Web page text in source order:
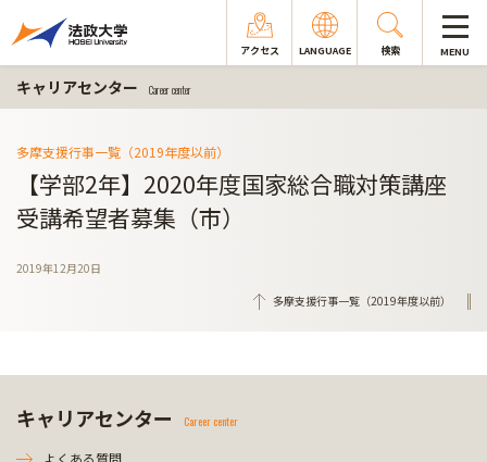
アクセス LANGUAGE 検索 MENU
キャリアセンター Career center
多摩支援行事一覧（2019年度以前）
【学部2年】2020年度国家総合職対策講座
受講希望者募集（市）
2019年12月20日
多摩支援行事一覧（2019年度以前）
キャリアセンター Career center
よくある質問